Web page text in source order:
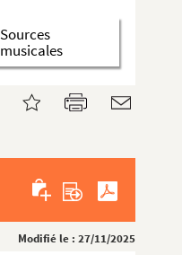
Sources
musicales
Modifié le : 27/11/2025